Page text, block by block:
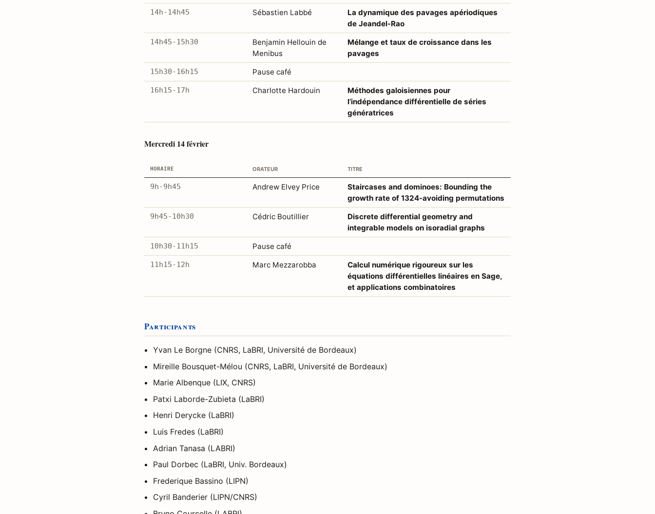
14h-14h45 Sébastien Labbé
La dynamique des pavages apériodiques
de Jeandel-Rao
14h45-15h30
Benjamin Hellouin de
Menibus
Mélange et taux de croissance dans les
pavages
15h30-16h15 Pause café
16h15-17h Charlotte Hardouin
Méthodes galoisiennes pour
l’indépendance différentielle de séries
génératrices
Mercredi 14 février
horaire orateur titre
9h-9h45 Andrew Elvey Price
Staircases and dominoes: Bounding the
growth rate of 1324-avoiding permutations
9h45-10h30 Cédric Boutillier
Discrete differential geometry and
integrable models on isoradial graphs
10h30-11h15 Pause café
11h15-12h Marc Mezzarobba
Calcul numérique rigoureux sur les
équations différentielles linéaires en Sage,
et applications combinatoires
Participants
Yvan Le Borgne (CNRS, LaBRI, Université de Bordeaux)
Mireille Bousquet-Mélou (CNRS, LaBRI, Université de Bordeaux)
Marie Albenque (LIX, CNRS)
Patxi Laborde-Zubieta (LaBRI)
Henri Derycke (LaBRI)
Luis Fredes (LaBRI)
Adrian Tanasa (LABRI)
Paul Dorbec (LaBRI, Univ. Bordeaux)
Frederique Bassino (LIPN)
Cyril Banderier (LIPN/CNRS)